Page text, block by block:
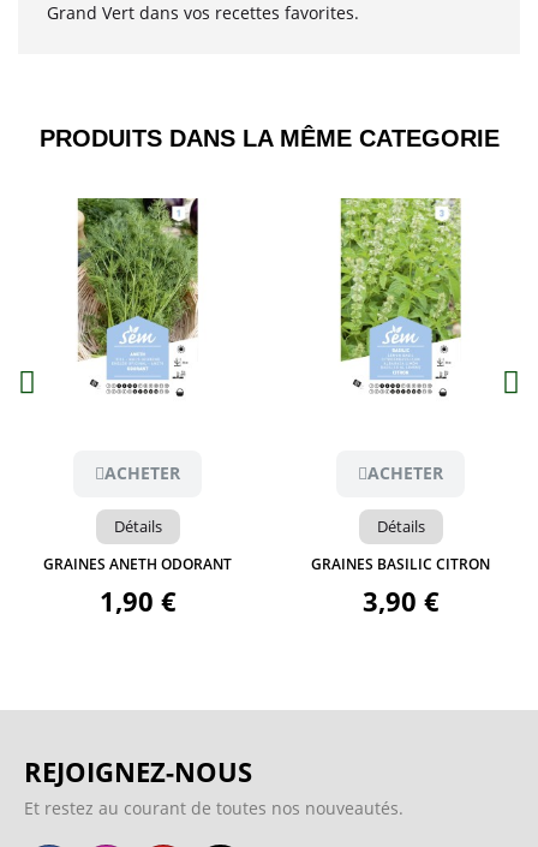
Grand Vert dans vos recettes favorites.
PRODUITS DANS LA MÊME CATEGORIE​
Aperçu
ACHETER
Détails
GRAINES ANETH ODORANT
1,90 €
Aperçu
ACHETER
Détails
GRAINES BASILIC CITRON
3,90 €
REJOIGNEZ-NOUS
Et restez au courant de toutes nos nouveautés.